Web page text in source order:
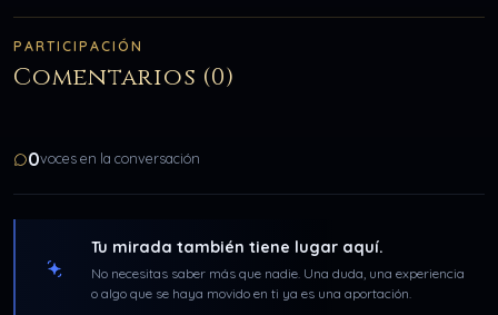
PARTICIPACIÓN
Comentarios (0)
0voces en la conversación
Tu mirada también tiene lugar aquí.
No necesitas saber más que nadie. Una duda, una experiencia
o algo que se haya movido en ti ya es una aportación.